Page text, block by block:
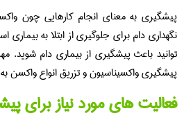
پیشگیری به معنای انجام کارهایی چون
نگهداری دام برای جلوگیری از ابتلا به
توانید باعث پیشگیری از بیماری دام شوید.
پیشگیری واکسیناسیون و تزریق انواع واکسن
فعالیت های مورد نیاز برای